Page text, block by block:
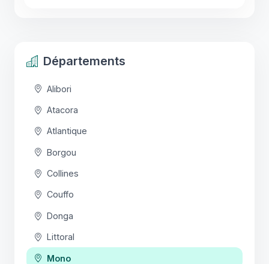
Départements
Alibori
Atacora
Atlantique
Borgou
Collines
Couffo
Donga
Littoral
Mono